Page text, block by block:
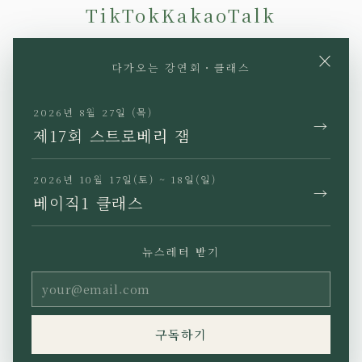
TikTokKakaoTalk
JP EN KR
이용약관
Copyright (C) Ho’oponopono
Asia All rights reserved.
×
다가오는 강연회・클래스
2026년 8월 27일 (목)
제17회 스트로베리 잼 →
2026년 10월 17일(토) ~ 18일(일)
베이직1 클래스 →
뉴스레터 받기
구독하기